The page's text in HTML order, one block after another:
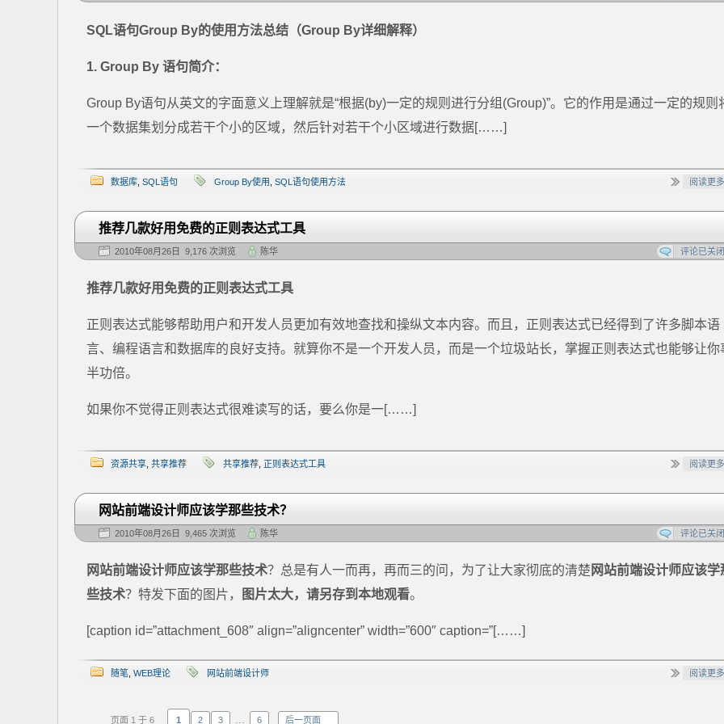
SQL语句Group By的使用方法总结（Group By详细解释）
1. Group By 语句简介：
Group By语句从英文的字面意义上理解就是“根据(by)一定的规则进行分组(Group)”。它的作用是通过一定的规则
一个数据集划分成若干个小的区域，然后针对若干个小区域进行数据[……]
数据库 SQL语句 Group By使用 SQL语句使用方法 阅读更多
推荐几款好用免费的正则表达式工具
2010年08月26日 9,176 次浏览 陈华 评论已关闭
推荐几款好用免费的正则表达式工具
正则表达式能够帮助用户和开发人员更加有效地查找和操纵文本内容。而且，正则表达式已经得到了许多脚本语
言、编程语言和数据库的良好支持。就算你不是一个开发人员，而是一个垃圾站长，掌握正则表达式也能够让你
半功倍。
如果你不觉得正则表达式很难读写的话，要么你是一[……]
资源共享 共享推荐 共享推荐 正则表达式工具 阅读更多
网站前端设计师应该学那些技术？
2010年08月26日 9,465 次浏览 陈华 评论已关闭
网站前端设计师应该学那些技术？总是有人一而再，再而三的问，为了让大家彻底的清楚 网站前端设计师应该学
些技术？特发下面的图片， 图片太大，请另存到本地观看。
[caption id=”attachment_608″ align=”aligncenter” width=”600″ caption=”[……]
随笔 WEB理论 网站前端设计师 阅读更多
页面 1 于 6 1 2 3 ... 6 后一页面